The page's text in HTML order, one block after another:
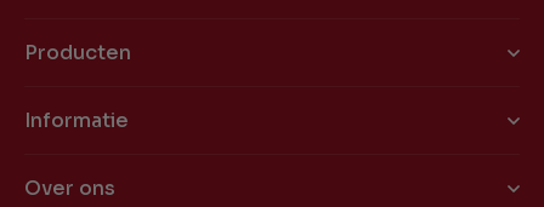
Producten
Informatie
Over ons